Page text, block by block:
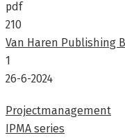
pdf
210
Van Haren Publishing
1
26-6-2024
Projectmanagement
IPMA series